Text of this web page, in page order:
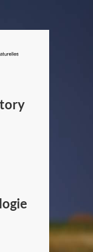
/
Canada